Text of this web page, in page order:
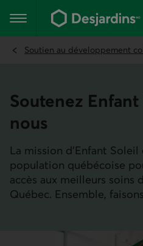
contenu
Menu principal
Soutien au développement
Soutenez
nous
La mission d'Enfant
population québécoise
accès aux meilleurs soins
Québec. Ensemble,